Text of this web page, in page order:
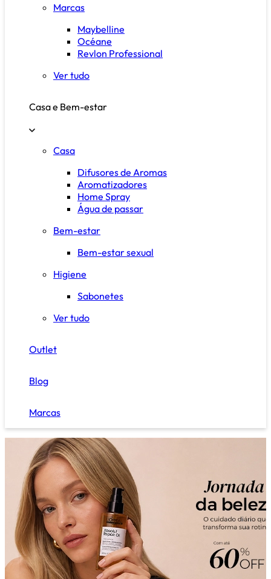
Marcas
Maybelline
Océane
Revlon Professional
Ver tudo
Casa e Bem-estar
Casa
Difusores de Aromas
Aromatizadores
Home Spray
Água de passar
Bem-estar
Bem-estar sexual
Higiene
Sabonetes
Ver tudo
Outlet
Blog
Marcas